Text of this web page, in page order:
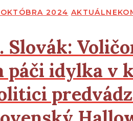
2024 AKTUÁLNE
Slovák:
páči idylka v